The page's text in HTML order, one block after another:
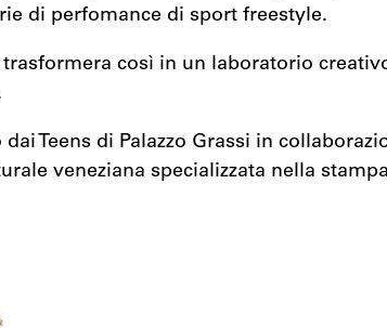
di perfomance di sport freestyle.
trasformera così in un laboratorio
Teens di Palazzo Grassi in
veneziana specializzata nella